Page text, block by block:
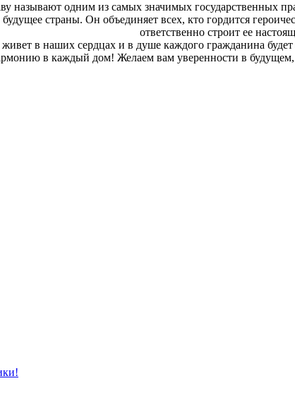
называют одним из самых значимых государственных
будущее страны. Он объединяет всех, кто гордится
ответственно строит ее
в наших сердцах и в душе каждого гражданина
в каждый дом! Желаем вам уверенности в